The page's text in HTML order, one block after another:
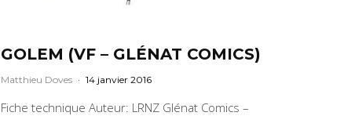
GOLEM (VF – GLÉNAT COMICS)
Matthieu Doves · 14 janvier 2016
Fiche technique Auteur: LRNZ Glénat Comics –